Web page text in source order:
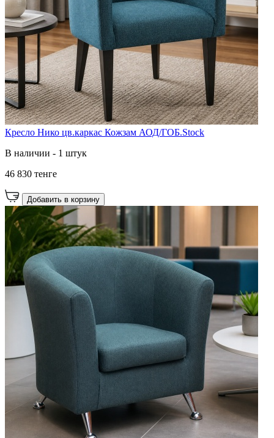
Кресло Нико цв.каркас Кожзам АОД/ГОБ.Stock
В наличии - 1 штук
46 830 тенге
Добавить в корзину